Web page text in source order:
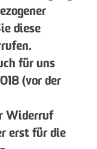
diese
für uns
(vor der
Widerruf
erst für die